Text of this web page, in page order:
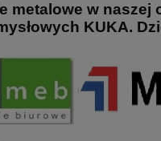
metalowe w
KUKA.